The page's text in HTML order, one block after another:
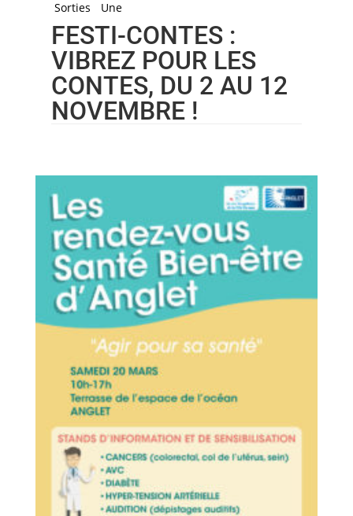
Sorties Une
FESTI-CONTES :
VIBREZ POUR LES
CONTES, DU 2 AU 12
NOVEMBRE !